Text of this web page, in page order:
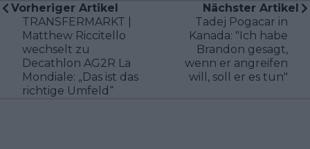
Vorheriger Artikel
TRANSFERMARKT |
Matthew Riccitello
wechselt zu
Decathlon AG2R La
Mondiale: „Das ist das
richtige Umfeld“
Nächster Artikel
Tadej Pogacar in
Kanada: "Ich habe
Brandon gesagt,
wenn er angreifen
will, soll er es tun"